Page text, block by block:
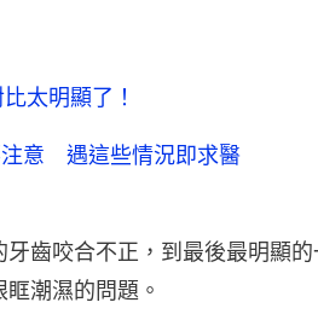
太明顯了！
意 遇這些情況即求醫
齒咬合不正，到最後最明顯的
潮濕的問題。